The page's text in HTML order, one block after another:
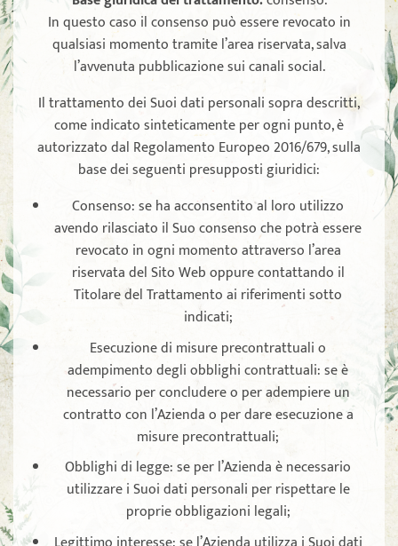
In questo caso il consenso può essere revocato in
qualsiasi momento tramite l’area riservata, salva
l’avvenuta pubblicazione sui canali social.
Il trattamento dei Suoi dati personali sopra descritti,
come indicato sinteticamente per ogni punto, è
autorizzato dal Regolamento Europeo 2016/679, sulla
base dei seguenti presupposti giuridici:
Consenso: se ha acconsentito al loro utilizzo
avendo rilasciato il Suo consenso che potrà essere
revocato in ogni momento attraverso l’area
riservata del Sito Web oppure contattando il
Titolare del Trattamento ai riferimenti sotto
indicati;
Esecuzione di misure precontrattuali o
adempimento degli obblighi contrattuali: se è
necessario per concludere o per adempiere un
contratto con l’Azienda o per dare esecuzione a
misure precontrattuali;
Obblighi di legge: se per l’Azienda è necessario
utilizzare i Suoi dati personali per rispettare le
proprie obbligazioni legali;